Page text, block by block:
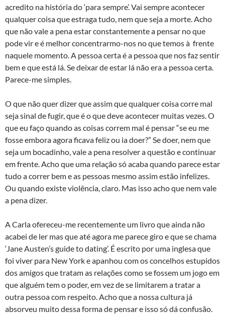
acredito na história do ‘para sempre’. Vai sempre acontecer
qualquer coisa que estraga tudo, nem que seja a morte. Acho
que não vale a pena estar constantemente a pensar no que
pode vir e é melhor concentrarmo-nos no que temos à frente
naquele momento. A pessoa certa é a pessoa que nos faz sentir
bem e que está lá. Se deixar de estar lá não era a pessoa certa.
Parece-me simples.
O que não quer dizer que assim que qualquer coisa corre mal
seja sinal de fugir, que é o que deve acontecer muitas vezes. O
que eu faço quando as coisas correm mal é pensar “se eu me
fosse embora agora ficava feliz ou ia doer?” Se doer, nem que
seja um bocadinho, vale a pena resolver a questão e continuar
em frente. Acho que uma relação só acaba quando parece estar
tudo a correr bem e as pessoas mesmo assim estão infelizes.
Ou quando existe violência, claro. Mas isso acho que nem vale
a pena dizer.
A Carla ofereceu-me recentemente um livro que ainda não
acabei de ler mas que até agora me parece giro e que se chama
‘Jane Austen’s guide to dating’. É escrito por uma inglesa que
foi viver para New York e apanhou com os concelhos estupidos
dos amigos que tratam as relações como se fossem um jogo em
que alguém tem o poder, em vez de se limitarem a tratar a
outra pessoa com respeito. Acho que a nossa cultura já
absorveu muito dessa forma de pensar e isso só dá confusão.